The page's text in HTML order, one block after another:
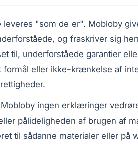
"som de er". Mobloby
og fraskriver sig
til, underforståede garantier
eller ikke-krænkelse af
ingen erklæringer
pålideligheden af ​​brugen af
til sådanne materialer eller på